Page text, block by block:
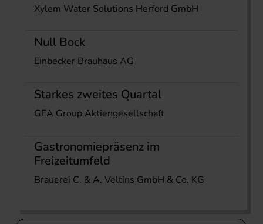
Xylem Water Solutions Herford GmbH
Null Bock
Einbecker Brauhaus AG
Starkes zweites Quartal
GEA Group Aktiengesellschaft
Gastronomiepräsenz im
Freizeitumfeld
Brauerei C. & A. Veltins GmbH & Co. KG